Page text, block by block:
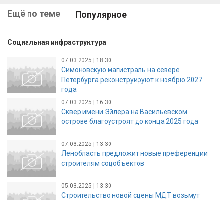
Ещё по теме Популярное
Социальная инфраструктура
07.03.2025 | 18:30
Симоновскую магистраль на севере
Петербурга реконструируют к ноябрю 2027
года
07.03.2025 | 16:30
Сквер имени Эйлера на Васильевском
острове благоустроят до конца 2025 года
07.03.2025 | 13:30
Ленобласть предложит новые преференции
строителям соцобъектов
05.03.2025 | 13:30
Строительство новой сцены МДТ возьмут